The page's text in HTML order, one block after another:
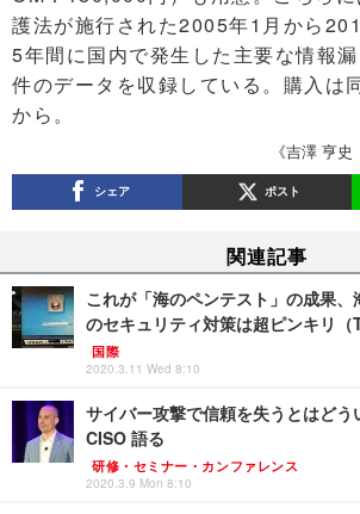
護法が施行された2005年1月から
5年間に国内で発生した主要な情報
件のデータを収録している。購入は
から。
《吉澤 亨
シェア ポスト
関連記事
これが「海のペンテスト」の成果
のセキュリティ対策は超ピンキリ（
国際
2020.3.11 Wed 8:10
サイバー攻撃で信頼を失うとはど
CISO 語る
研修・セミナー・カンファレンス
2020.3.9 Mon 8:10